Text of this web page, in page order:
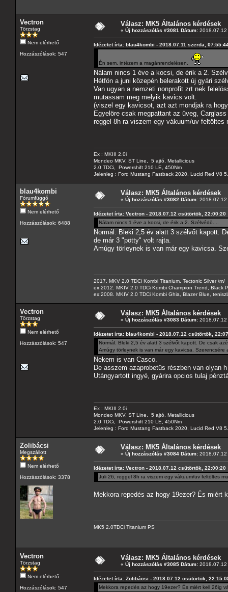
Vectron
Törzstag
Nem elérhető
Hozzászólások: 547
Válasz: MK5 Általános kérdések
« Új hozzászólás #3081 Dátum: 2018.07.12
Idézetet írta: blau4kombi - 2018.07.11 szerda,
Én sem, intézem a magánrendelésen.
Nálam nincs 1 éve a kocsi, de érik a 2.
Hétfön a juni közepén belerakott új gyári
Van ugyan a nemzeti nonprofit zrt nek
mutassam meg melyik kavics volt.
(viszel egy kavicsot, azt azt mondjak ra
Egyelöre csak megpattant az üveg,
reggel 8h ra viszem egy vákuum/uv
Ex : MKIII 2.0i
Mondeo MKV, ST Line, 5 ajtó, Metallicious
2.0 TDCi, Powershift 210 LE, 450Nm
Jelenleg : Ford Mustang Fastback 2020, Lucid Red V8
blau4kombi
Fórumfüggő
Nem elérhető
Hozzászólások: 6488
Válasz: MK5 Általános kérdések
« Új hozzászólás #3082 Dátum: 2018.07.12
Idézetet írta: Vectron - 2018.07.12 csütörtök, 22:00:20
Nálam nincs 1 éve a kocsi, de érik a 2. Szélvédö....
Normál. Bleki 2,5 év alatt 3 szélvőt kapott.
de már 3 "pötty" volt rajta.
Amúgy törleynek is van már egy kavicsa.
2017. MKV 2.0 TDCi Kombi Titanium, Tectonic Silver \m/
ex:2012. MKIV 2.0 TDCi Kombi Champion Trend, Black
ex:2008. MKIV 2.0 TDCi Kombi Ghia, Blazer Blue,
Vectron
Törzstag
Nem elérhető
Hozzászólások: 547
Válasz: MK5 Általános kérdések
« Új hozzászólás #3083 Dátum: 2018.07.12
Idézetet írta: blau4kombi - 2018.07.12 csütörtök,
Normál. Bleki 2,5 év alatt 3 szélvőt kapott. De csak
Amúgy törleynek is van már egy kavicsa.
Nekem is van Casco.
De asszem azaprobetüs részben van olyan
Utángyartott ingyé, gyárira opcios tulaj
Ex : MKIII 2.0i
Mondeo MKV, ST Line, 5 ajtó, Metallicious
2.0 TDCi, Powershift 210 LE, 450Nm
Jelenleg : Ford Mustang Fastback 2020, Lucid Red V8
Zolibácsi
Megszállott
Nem elérhető
Hozzászólások: 3378
Válasz: MK5 Általános kérdések
« Új hozzászólás #3084 Dátum: 2018.07.12
Idézetet írta: Vectron - 2018.07.12 csütörtök, 22:00:20
Juli 26, reggel 8h ra viszem egy vákuum/uv feltöltes
Mekkora repedés az hogy 19ezer? És miért
MK5 2.0TDCi Titanium PS
Vectron
Törzstag
Nem elérhető
Hozzászólások: 547
Válasz: MK5 Általános kérdések
« Új hozzászólás #3085 Dátum: 2018.07.12
Idézetet írta: Zolibácsi - 2018.07.12 csütörtök,
Mekkora repedés az hogy 19ezer? És miért kell 26ig